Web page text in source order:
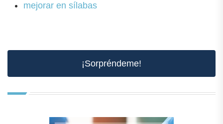
mejorar en sílabas
¡Sorpréndeme!